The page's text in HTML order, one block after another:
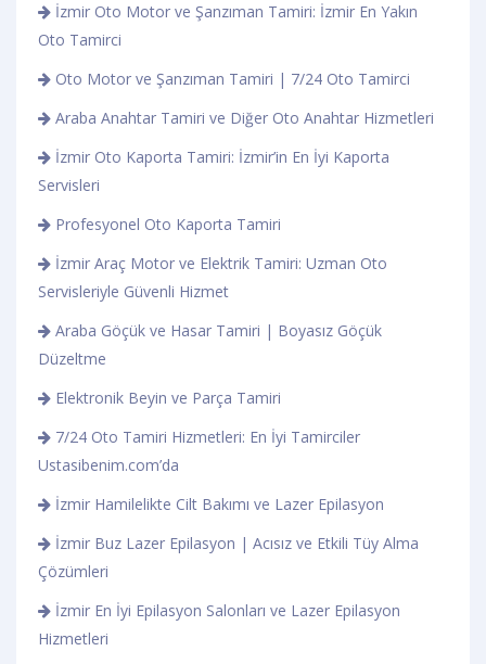
İzmir Oto Motor ve Şanzıman Tamiri: İzmir En Yakın
Oto Tamirci
Oto Motor ve Şanzıman Tamiri | 7/24 Oto Tamirci
Araba Anahtar Tamiri ve Diğer Oto Anahtar Hizmetleri
İzmir Oto Kaporta Tamiri: İzmir’in En İyi Kaporta
Servisleri
Profesyonel Oto Kaporta Tamiri
İzmir Araç Motor ve Elektrik Tamiri: Uzman Oto
Servisleriyle Güvenli Hizmet
Araba Göçük ve Hasar Tamiri | Boyasız Göçük
Düzeltme
Elektronik Beyin ve Parça Tamiri
7/24 Oto Tamiri Hizmetleri: En İyi Tamirciler
Ustasibenim.com’da
İzmir Hamilelikte Cilt Bakımı ve Lazer Epilasyon
İzmir Buz Lazer Epilasyon | Acısız ve Etkili Tüy Alma
Çözümleri
İzmir En İyi Epilasyon Salonları ve Lazer Epilasyon
Hizmetleri